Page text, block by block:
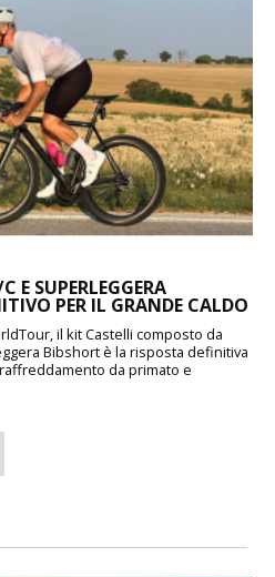
E SUPERLEGGERA
PER IL GRANDE CALDO
il kit Castelli composto da
Bibshort è la risposta definitiva
da primato e